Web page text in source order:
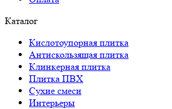
Каталог
Кислотоупорная плитка
Антискользящая плитка
Клинкерная плитка
Плитка ПВХ
Сухие смеси
Интерьеры